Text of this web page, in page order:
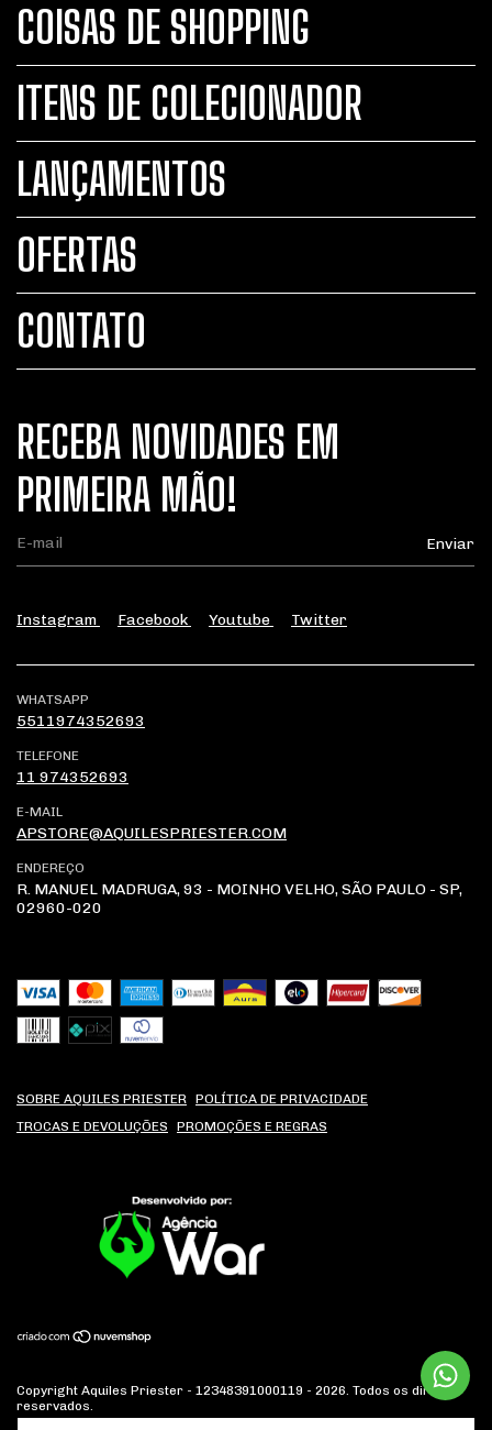
COISAS DE SHOPPING
ITENS DE COLECIONADOR
LANÇAMENTOS
OFERTAS
CONTATO
RECEBA NOVIDADES EM
PRIMEIRA MÃO!
Instagram Facebook Youtube Twitter
WHATSAPP
5511974352693
TELEFONE
11 974352693
E-MAIL
APSTORE@AQUILESPRIESTER.COM
ENDEREÇO
R. MANUEL MADRUGA, 93 - MOINHO VELHO, SÃO PAULO - SP,
02960-020
SOBRE AQUILES PRIESTER POLÍTICA DE PRIVACIDADE
TROCAS E DEVOLUÇÕES
PROMOÇÕES E REGRAS
Copyright Aquiles Priester - 12348391000119 - 2026. Todos os direitos
reservados.